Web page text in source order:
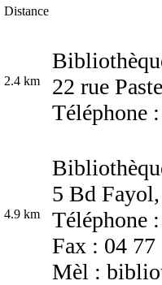
Distance
2.4 km
22 rue
Téléphone
4.9 km
5 Bd
Téléphone
Fax : 04 77
Mèl :